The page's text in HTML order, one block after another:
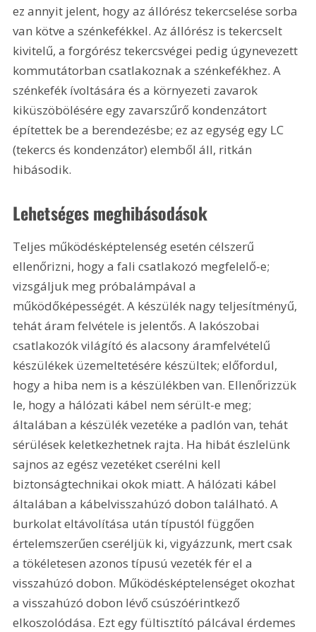
ez annyit jelent, hogy az állórész tekercselése sorba
van kötve a szénkefékkel. Az állórész is tekercselt
kivitelű, a forgórész tekercsvégei pedig úgynevezett
kommutátorban csatlakoznak a szénkefékhez. A
szénkefék ívoltására és a környezeti zavarok
kiküszöbölésére egy zavarszűrő kondenzátort
építettek be a berendezésbe; ez az egység egy LC
(tekercs és kondenzátor) elemből áll, ritkán
hibásodik.
Lehetséges meghibásodások
Teljes működésképtelenség esetén célszerű
ellenőrizni, hogy a fali csatlakozó megfelelő-e;
vizsgáljuk meg próbalámpával a
működőképességét. A készülék nagy teljesítményű,
tehát áram felvétele is jelentős. A lakószobai
csatlakozók világító és alacsony áramfelvételű
készülékek üzemeltetésére készültek; előfordul,
hogy a hiba nem is a készülékben van. Ellenőrizzük
le, hogy a hálózati kábel nem sérült-e meg;
általában a készülék vezetéke a padlón van, tehát
sérülések keletkezhetnek rajta. Ha hibát észlelünk
sajnos az egész vezetéket cserélni kell
biztonságtechnikai okok miatt. A hálózati kábel
általában a kábelvisszahúzó dobon található. A
burkolat eltávolítása után típustól függően
értelemszerűen cseréljük ki, vigyázzunk, mert csak
a tökéletesen azonos típusú vezeték fér el a
visszahúzó dobon. Működésképtelenséget okozhat
a visszahúzó dobon lévő csúszóérintkező
elkoszolódása. Ezt egy fültisztító pálcával érdemes